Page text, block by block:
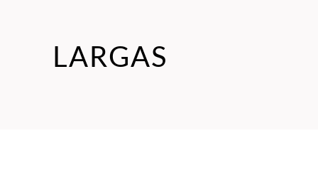
LARGAS